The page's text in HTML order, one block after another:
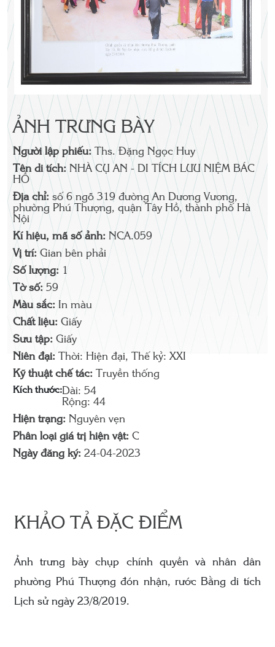
ẢNH TRƯNG BÀY
Người lập phiếu: Ths. Đặng Ngọc Huy
Tên di tích: NHÀ CỤ AN - DI TÍCH LƯU NIỆM BÁC
HỒ
Địa chỉ:số 6 ngõ 319 đường An Dương Vương,
phường Phú Thượng, quận Tây Hồ, thành phố Hà
Nội
Kí hiệu, mã số ảnh: NCA.059
Vị trí:Gian bên phải
Số lượng: 1
Tờ số:59
Màu sắc: In màu
Chất liệu:Giấy
Sưu tập:Giấy
Niên đại: Thời: Hiện đại, Thế kỷ: XXI
Kỹ thuật chế tác: Truyền thống
Kích thước:Dài: 54
Rộng: 44
Hiện trạng:Nguyên vẹn
Phân loại giá trị hiện vật:C
Ngày đăng ký:24-04-2023
KHẢO TẢ ĐẶC ĐIỂM
Ảnh trưng bày chụp chính quyền và nhân dân
phường Phú Thượng đón nhận, rước Bằng di tích
Lịch sử ngày 23/8/2019.